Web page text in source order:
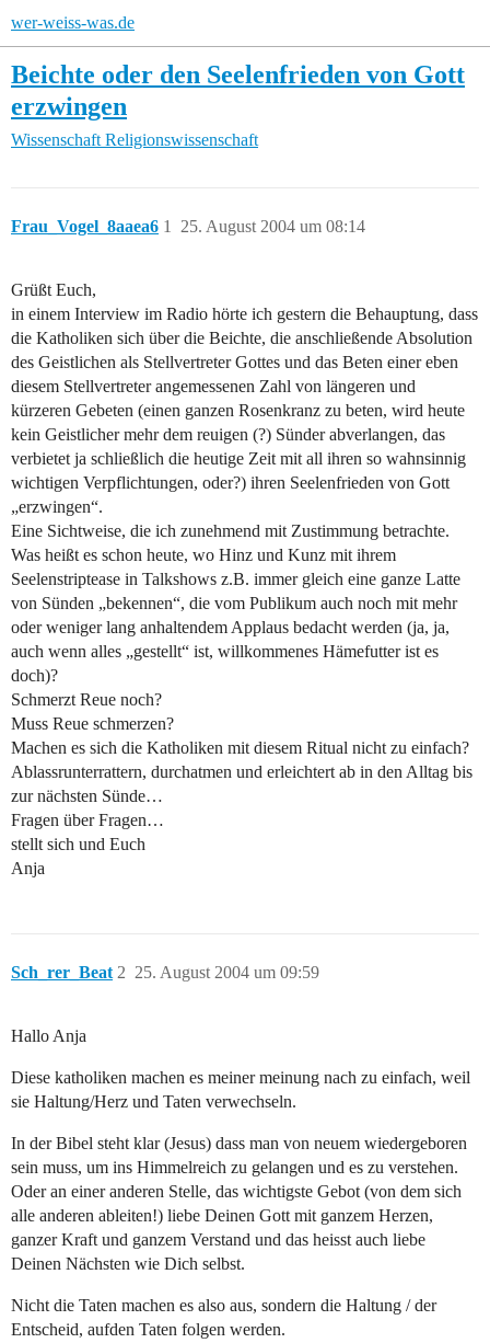
wer-weiss-was.de
Beichte oder den Seelenfrieden von Gott
erzwingen
Wissenschaft Religionswissenschaft
Frau_Vogel_8aaea6 25. August 2004 um 08:14
1
Grüßt Euch,
in einem Interview im Radio hörte ich gestern die Behauptung, dass
die Katholiken sich über die Beichte, die anschließende Absolution
des Geistlichen als Stellvertreter Gottes und das Beten einer eben
diesem Stellvertreter angemessenen Zahl von längeren und
kürzeren Gebeten (einen ganzen Rosenkranz zu beten, wird heute
kein Geistlicher mehr dem reuigen (?) Sünder abverlangen, das
verbietet ja schließlich die heutige Zeit mit all ihren so wahnsinnig
wichtigen Verpflichtungen, oder?) ihren Seelenfrieden von Gott
„erzwingen“.
Eine Sichtweise, die ich zunehmend mit Zustimmung betrachte.
Was heißt es schon heute, wo Hinz und Kunz mit ihrem
Seelenstriptease in Talkshows z.B. immer gleich eine ganze Latte
von Sünden „bekennen“, die vom Publikum auch noch mit mehr
oder weniger lang anhaltendem Applaus bedacht werden (ja, ja,
auch wenn alles „gestellt“ ist, willkommenes Hämefutter ist es
doch)?
Schmerzt Reue noch?
Muss Reue schmerzen?
Machen es sich die Katholiken mit diesem Ritual nicht zu einfach?
Ablassrunterrattern, durchatmen und erleichtert ab in den Alltag bis
zur nächsten Sünde…
Fragen über Fragen…
stellt sich und Euch
Anja
Sch_rer_Beat 25. August 2004 um 09:59
2
Hallo Anja
Diese katholiken machen es meiner meinung nach zu einfach, weil
sie Haltung/Herz und Taten verwechseln.
In der Bibel steht klar (Jesus) dass man von neuem wiedergeboren
sein muss, um ins Himmelreich zu gelangen und es zu verstehen.
Oder an einer anderen Stelle, das wichtigste Gebot (von dem sich
alle anderen ableiten!) liebe Deinen Gott mit ganzem Herzen,
ganzer Kraft und ganzem Verstand und das heisst auch liebe
Deinen Nächsten wie Dich selbst.
Nicht die Taten machen es also aus, sondern die Haltung / der
Entscheid, aufden Taten folgen werden.